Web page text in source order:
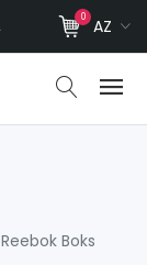
0 AZ
Boks